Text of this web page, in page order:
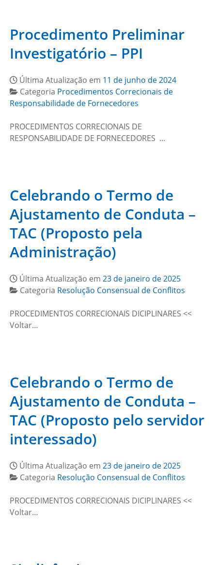
Procedimento Preliminar
Investigatório – PPI
Última Atualização em 11 de junho de 2024
Categoria Procedimentos Correcionais de
Responsabilidade de Fornecedores
PROCEDIMENTOS CORRECIONAIS DE
RESPONSABILIDADE DE FORNECEDORES …
Celebrando o Termo de
Ajustamento de Conduta –
TAC (Proposto pela
Administração)
Última Atualização em 23 de janeiro de 2025
Categoria Resolução Consensual de Conflitos
PROCEDIMENTOS CORRECIONAIS DICIPLINARES <<
Voltar…
Celebrando o Termo de
Ajustamento de Conduta –
TAC (Proposto pelo servidor
interessado)
Última Atualização em 23 de janeiro de 2025
Categoria Resolução Consensual de Conflitos
PROCEDIMENTOS CORRECIONAIS DICIPLINARES <<
Voltar…